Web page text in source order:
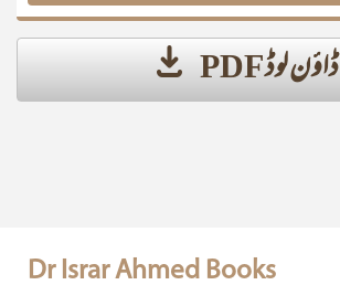
ڈاؤن لوڈ PDF
Dr Israr Ahmed Books